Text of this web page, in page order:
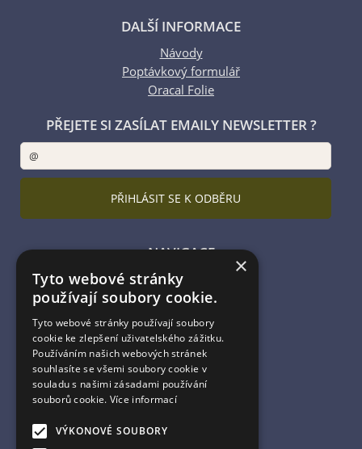
DALŠÍ INFORMACE
Návody
Poptávkový formulář
Oracal Folie
PŘEJETE SI ZASÍLAT EMAILY NEWSLETTER ?
NAVIGACE
Úvodní strana
Katalog zboží
Nákupní košík
Obchodní podmínky
Kontaktní informace
Odstoupení od smlouvy
ESHOP PROVOZUJE
×
Tyto webové stránky
používají soubory cookie.
Tyto webové stránky používají soubory
cookie ke zlepšení uživatelského zážitku.
Používáním našich webových stránek
souhlasíte se všemi soubory cookie v
souladu s našimi zásadami používání
souborů cookie. Více informací
VÝKONOVÉ SOUBORY